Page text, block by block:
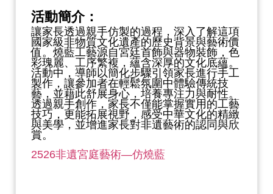
活動簡介：
讓家長透過親手仿製的過程，深入了解這項
國家級非物質文化遺產的歷史背景與藝術價
值。燒藍工藝源自宮廷首飾與器物裝飾，色
彩瑰麗、工序繁複，蘊含深厚的文化底蘊。
活動中，導師以簡化步驟引領家長進行手工
製作，讓參加者在輕鬆氛圍中體驗傳統技
藝，並藉此舒展身心，培養專注力與耐性。
透過親手創作，家長不僅能掌握實用的工藝
技巧，更能拓展視野，感受中華文化的精緻
與美學，並增進家長對非遺藝術的認同與欣
賞。
2526非遺宮庭藝術—仿燒藍